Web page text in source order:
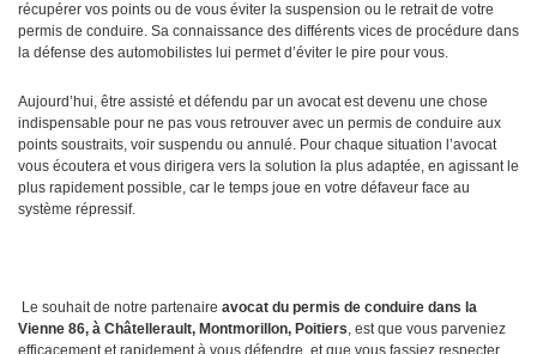
récupérer vos points ou de vous éviter la suspension ou le retrait de votre
permis de conduire. Sa connaissance des différents vices de procédure dans
la défense des automobilistes lui permet d’éviter le pire pour vous.
Aujourd’hui, être assisté et défendu par un avocat est devenu une chose
indispensable pour ne pas vous retrouver avec un permis de conduire aux
points soustraits, voir suspendu ou annulé. Pour chaque situation l’avocat
vous écoutera et vous dirigera vers la solution la plus adaptée, en agissant le
plus rapidement possible, car le temps joue en votre défaveur face au
système répressif.
Le souhait de notre partenaire avocat du permis de conduire dans la
Vienne 86, à Châtellerault, Montmorillon, Poitiers, est que vous parveniez
efficacement et rapidement à vous défendre, et que vous fassiez respecter